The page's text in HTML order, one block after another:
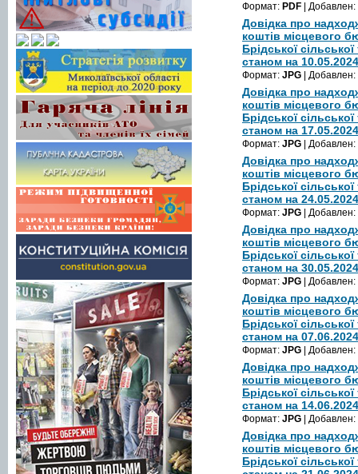
Формат: PDF | Добавлен:
Довідка про
коштів місцевого
Брідської
станом на 10.05.2024
Формат: JPG | Добавлен:
Довідка про
коштів місцевого
Брідської
станом на 17.05.2024
Формат: JPG | Добавлен:
Довідка про
коштів місцевого
Брідської
станом на 24.05.2024
Формат: JPG | Добавлен:
Довідка про
коштів місцевого
Брідської
станом на 30.05.2024
Формат: JPG | Добавлен:
Довідка про
коштів місцевого
Брідської
станом на 07.06.2024
Формат: JPG | Добавлен:
Довідка про
коштів місцевого
Брідської
станом на 14.06.2024
Формат: JPG | Добавлен:
Довідка про
коштів місцевого
Брідської